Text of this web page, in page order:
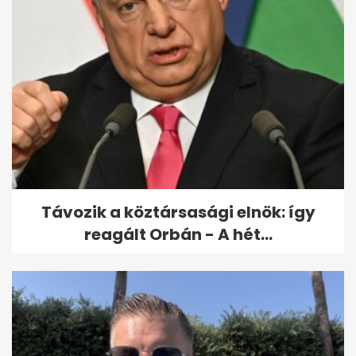
Vérampullák szóródtak szét
forgalmas hazai főutakon
egy...
Távozik a köztársasági elnök: így
reagált Orbán - A hét...